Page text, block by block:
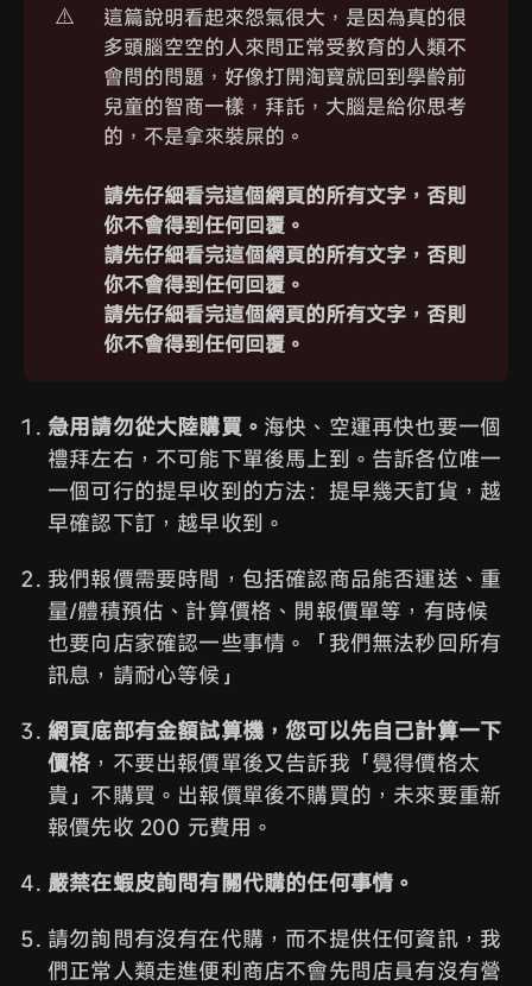
⚠️
這篇說明看起來怨氣很大，是因為真的很
多頭腦空空的人來問正常受教育的人類不
會問的問題，好像打開淘寶就回到學齡前
兒童的智商一樣，拜託，大腦是給你思考
的，不是拿來裝屎的。
請先仔細看完這個網頁的所有文字，否則
你不會得到任何回覆。
請先仔細看完這個網頁的所有文字，否則
你不會得到任何回覆。
請先仔細看完這個網頁的所有文字，否則
你不會得到任何回覆。
急用請勿從大陸購買。 海快、空運再快也要一個
禮拜左右，不可能下單後馬上到。告訴各位唯一
一個可行的提早收到的方法：提早幾天訂貨，越
早確認下訂，越早收到。
我們報價需要時間，包括確認商品能否運送、重
量/體積預估、計算價格、開報價單等，有時候
也要向店家確認一些事情。「我們無法秒回所有
訊息，請耐心等候」
網頁底部有金額試算機，您可以先自己計算一下
價格 ，不要出報價單後又告訴我「覺得價格太
貴」不購買。出報價單後不購買的，未來要重新
報價先收 200 元費用。
嚴禁在蝦皮詢問有關代購的任何事情。
請勿詢問有沒有在代購，而不提供任何資訊，我
們正常人類走進便利商店不會先問店員有沒有營